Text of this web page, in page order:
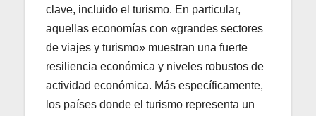
clave, incluido el turismo. En particular,
aquellas economías con «grandes sectores
de viajes y turismo» muestran una fuerte
resiliencia económica y niveles robustos de
actividad económica. Más específicamente,
los países donde el turismo representa un